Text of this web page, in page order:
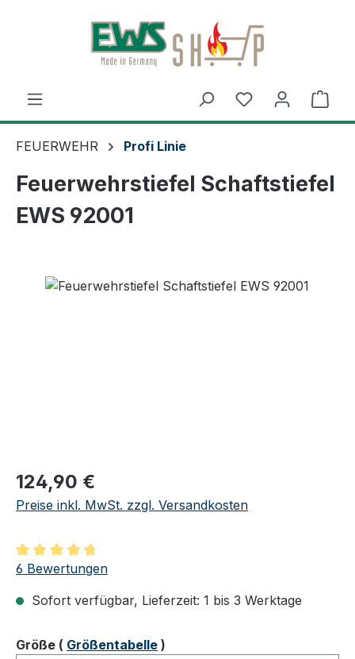
Zum Hauptinhalt springen
FEUERWEHR Profi Linie
Feuerwehrstiefel Schaftstiefel
EWS 92001
Regulärer Preis:
124,90 €
Preise inkl. MwSt. zzgl. Versandkosten
Durchschnittliche Bewertung von 4.83 von 5 Sternen
6 Bewertungen
Sofort verfügbar, Lieferzeit: 1 bis 3 Werktage
Größeauswählen
( Größentabelle )